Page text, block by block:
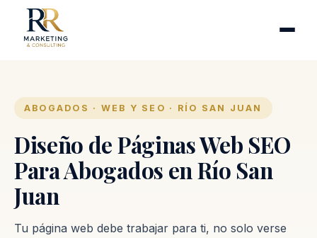
Industrias
Proceso
Contacto
ABOGADOS · WEB Y SEO · RÍO SAN JUAN
Diseño de Páginas Web SEO
Para Abogados en Río San
Juan
Tu página web debe trabajar para ti, no solo verse